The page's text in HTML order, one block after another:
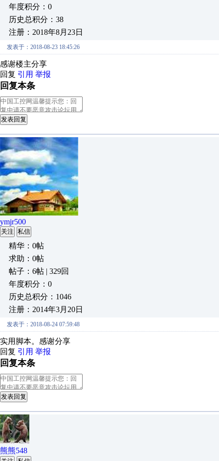
年度积分：0
历史总积分：38
注册：2018年8月23日
发表于：2018-08-23 18:45:26
感谢楼主分享
回复 引用 举报
回复本条
发表回复
ymjr500
关注 私信
精华：0帖
求助：0帖
帖子：6帖 | 329回
年度积分：0
历史总积分：1046
注册：2014年3月20日
发表于：2018-08-24 07:59:48
实用脚本。感谢分享
回复 引用 举报
回复本条
发表回复
熊熊548